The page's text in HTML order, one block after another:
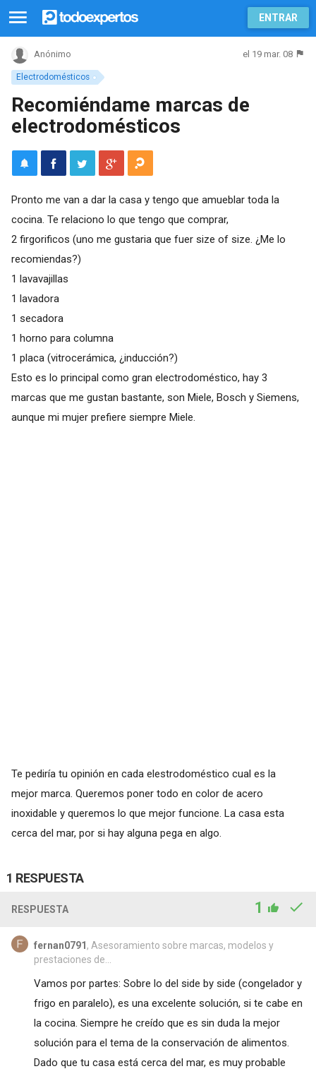
ENTRAR
Electrodomésticos
Anónimo el 19 mar. 08
Recomiéndame marcas de
electrodomésticos
Pronto me van a dar la casa y tengo que amueblar toda la
cocina. Te relaciono lo que tengo que comprar,
2 firgorificos (uno me gustaria que fuer size of size. ¿Me lo
recomiendas?)
1 lavavajillas
1 lavadora
1 secadora
1 horno para columna
1 placa (vitrocerámica, ¿inducción?)
Esto es lo principal como gran electrodoméstico, hay 3
marcas que me gustan bastante, son Miele, Bosch y Siemens,
aunque mi mujer prefiere siempre Miele.
Te pediría tu opinión en cada elestrodoméstico cual es la
mejor marca. Queremos poner todo en color de acero
inoxidable y queremos lo que mejor funcione. La casa esta
cerca del mar, por si hay alguna pega en algo.
1 RESPUESTA
RESPUESTA 1
fernan0791 , Asesoramiento sobre marcas, modelos y
prestaciones de...
Vamos por partes: Sobre lo del side by side (congelador y
frigo en paralelo), es una excelente solución, si te cabe en
la cocina. Siempre he creído que es sin duda la mejor
solución para el tema de la conservación de alimentos.
Dado que tu casa está cerca del mar, es muy probable